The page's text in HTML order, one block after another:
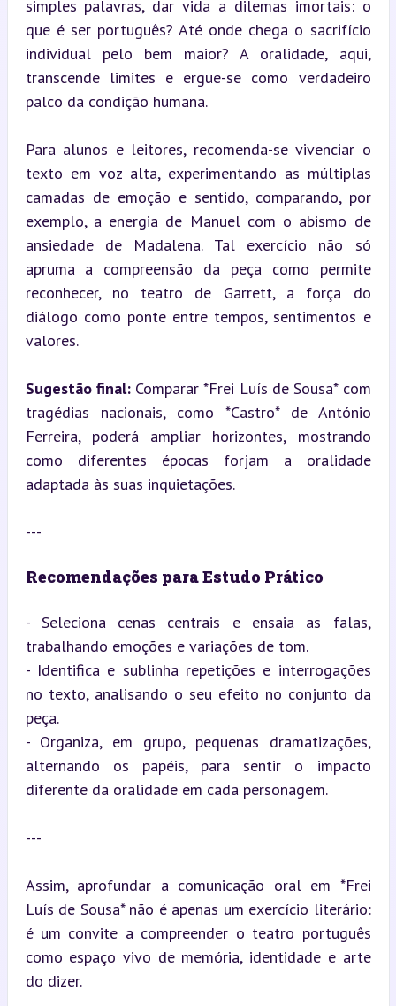
simples palavras, dar vida a dilemas imortais: o
que é ser português? Até onde chega o sacrifício
individual pelo bem maior? A oralidade, aqui,
transcende limites e ergue-se como verdadeiro
palco da condição humana.
Para alunos e leitores, recomenda-se vivenciar o
texto em voz alta, experimentando as múltiplas
camadas de emoção e sentido, comparando, por
exemplo, a energia de Manuel com o abismo de
ansiedade de Madalena. Tal exercício não só
apruma a compreensão da peça como permite
reconhecer, no teatro de Garrett, a força do
diálogo como ponte entre tempos, sentimentos e
valores.
Sugestão final: Comparar *Frei Luís de Sousa* com
tragédias nacionais, como *Castro* de António
Ferreira, poderá ampliar horizontes, mostrando
como diferentes épocas forjam a oralidade
adaptada às suas inquietações.
---
Recomendações para Estudo Prático
- Seleciona cenas centrais e ensaia as falas,
trabalhando emoções e variações de tom.
- Identifica e sublinha repetições e interrogações
no texto, analisando o seu efeito no conjunto da
peça.
- Organiza, em grupo, pequenas dramatizações,
alternando os papéis, para sentir o impacto
diferente da oralidade em cada personagem.
---
Assim, aprofundar a comunicação oral em *Frei
Luís de Sousa* não é apenas um exercício literário:
é um convite a compreender o teatro português
como espaço vivo de memória, identidade e arte
do dizer.